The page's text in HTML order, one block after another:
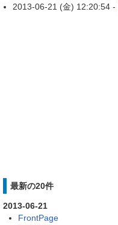
2013-06-21 (金) 12:20:54 -
最新の20件
2013-06-21
FrontPage